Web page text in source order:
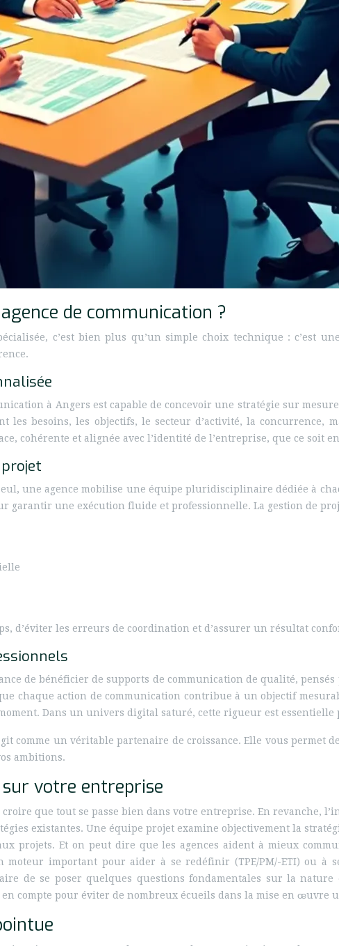
de communication ?
c’est bien plus qu’un simple choix technique : c’est
à Angers est capable de concevoir une stratégie sur
les besoins, les objectifs, le secteur d’activité, la concurrence,
cohérente et alignée avec l’identité de l’entreprise, que ce soit
une agence mobilise une équipe pluridisciplinaire dédiée à
garantir une exécution fluide et professionnelle. La gestion de
d’éviter les erreurs de coordination et d’assurer un résultat
de bénéficier de supports de communication de qualité,
chaque action de communication contribue à un objectif
Dans un univers digital saturé, cette rigueur est
comme un véritable partenaire de croissance. Elle vous
ambitions.
sur votre entreprise
que tout se passe bien dans votre entreprise. En revanche,
existantes. Une équipe projet examine objectivement la
projets. Et on peut dire que les agences aident à mieux
moteur important pour aider à se redéfinir (TPE/PM/-ETI) ou
de se poser quelques questions fondamentales sur la
compte pour éviter de nombreux écueils dans la mise en œuvre